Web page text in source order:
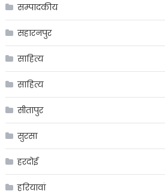
सम्पादकीय
सहारनपुर
साहित्य
साहित्य
सीतापुर
सुरसा
हरदोई
हरियावां